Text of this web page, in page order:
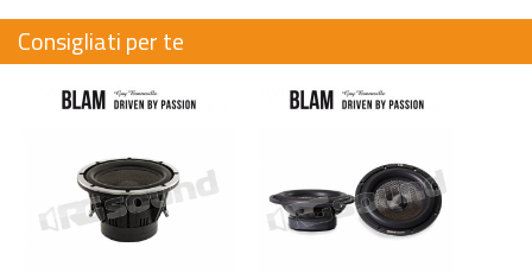
Consigliati per te